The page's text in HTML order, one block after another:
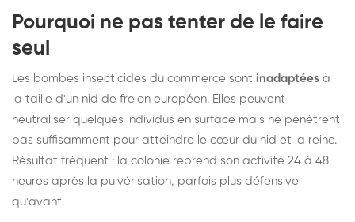
Pourquoi ne pas tenter de le faire
seul
Les bombes insecticides du commerce sont inadaptées à
la taille d'un nid de frelon européen. Elles peuvent
neutraliser quelques individus en surface mais ne pénètrent
pas suffisamment pour atteindre le cœur du nid et la reine.
Résultat fréquent : la colonie reprend son activité 24 à 48
heures après la pulvérisation, parfois plus défensive
qu'avant.